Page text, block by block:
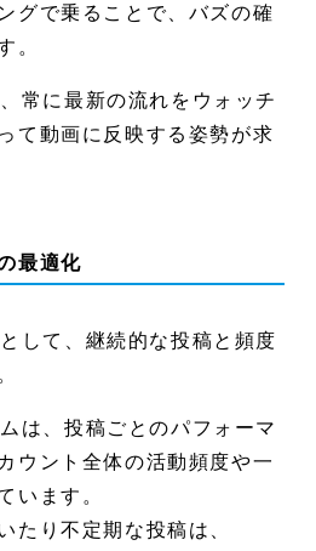
グで乗ることで、バズの確
。
常に最新の流れをウォッチ
て動画に反映する姿勢が求
最適化
して、継続的な投稿と頻度
は、投稿ごとのパフォーマ
ウント全体の活動頻度や一
います。
たり不定期な投稿は、